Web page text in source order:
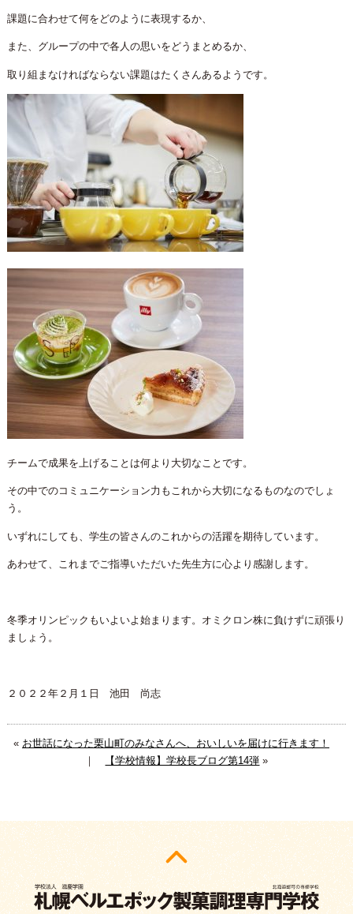
課題に合わせて何をどのように表現するか、
また、グループの中で各人の思いをどうまとめるか、
取り組まなければならない課題はたくさんあるようです。
チームで成果を上げることは何より大切なことです。
その中でのコミュニケーション力もこれから大切になるものなのでしょ
う。
いずれにしても、学生の皆さんのこれからの活躍を期待しています。
あわせて、これまでご指導いただいた先生方に心より感謝します。
冬季オリンピックもいよいよ始まります。オミクロン株に負けずに頑張り
ましょう。
２０２２年２月１日 池田 尚志
« お世話になった栗山町のみなさんへ、おいしいを届けに行きます！
｜
【学校情報】学校長ブログ第14弾 »